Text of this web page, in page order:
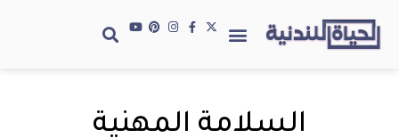
السلامة المهنية